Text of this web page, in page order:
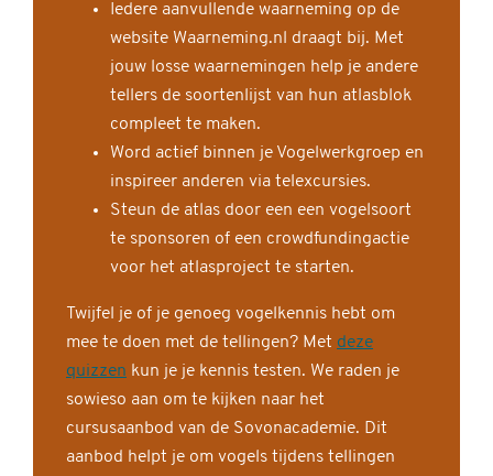
Iedere aanvullende waarneming op de
website Waarneming.nl draagt bij. Met
jouw losse waarnemingen help je andere
tellers de soortenlijst van hun atlasblok
compleet te maken.
Word actief binnen je Vogelwerkgroep en
inspireer anderen via telexcursies.
Steun de atlas door een een vogelsoort
te sponsoren of een crowdfundingactie
voor het atlasproject te starten.
Twijfel je of je genoeg vogelkennis hebt om
mee te doen met de tellingen? Met deze
quizzen kun je je kennis testen. We raden je
sowieso aan om te kijken naar het
cursusaanbod van de Sovonacademie. Dit
aanbod helpt je om vogels tijdens tellingen